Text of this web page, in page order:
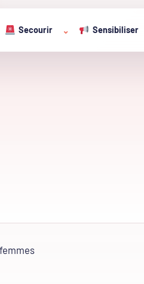
Secourir ⌄ Sensibiliser